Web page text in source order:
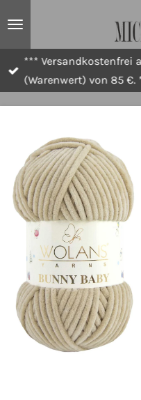
*** Versandkostenfrei
(Warenwert) von 85 €.